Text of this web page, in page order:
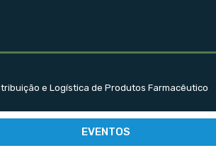
e Logística de Produtos Farmacêutico
EVENTOS